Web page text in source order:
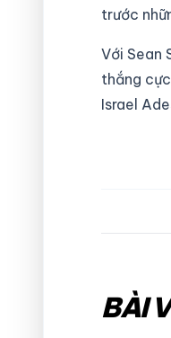
trước
Với Sean
thắng
Israel
BÀI